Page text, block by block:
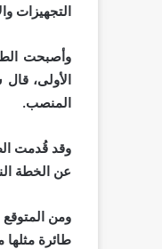
التجهيزات
وأصبحت
المنصب.
عن الخطة
ومن
طائرة مثلها